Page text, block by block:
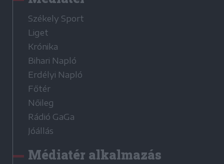
Székely Sport
Liget
Krónika
Bihari Napló
Erdélyi Napló
Főtér
Nőileg
Rádió GaGa
Jóállás
Médiatér alkalmazás